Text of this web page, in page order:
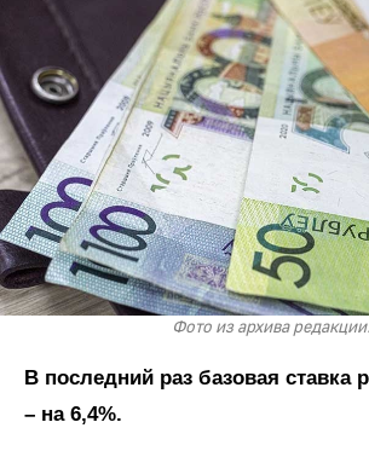
Фото из архива
В последний раз базовая ставка
– на 6,4%.